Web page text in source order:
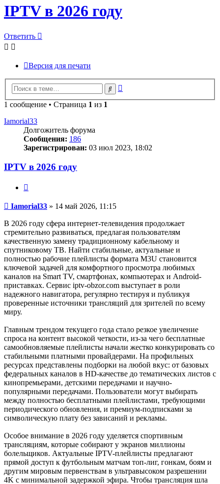
IPTV в 2026 году
Ответить
Версия для печати
Поиск
1 сообщение • Страница 1 из 1
Iamorial33
Долгожитель форума
Сообщения: 186
Зарегистрирован: 03 июл 2023, 18:02
IPTV в 2026 году
Сообщение
Iamorial33 » 14 май 2026, 11:15
В 2026 году сфера интернет-телевидения продолжает
стремительно развиваться, предлагая пользователям
качественную замену традиционному кабельному и
спутниковому ТВ. Найти стабильные, актуальные и
полностью рабочие плейлисты формата M3U становится
ключевой задачей для комфортного просмотра любимых
каналов на Smart TV, смартфонах, компьютерах и Android-
приставках. Сервис iptv-obzor.com выступает в роли
надежного навигатора, регулярно тестируя и публикуя
проверенные источники трансляций для зрителей по всему
миру.
Главным трендом текущего года стало резкое увеличение
спроса на контент высокой четкости, из-за чего бесплатные
самообновляемые плейлисты начали жестко конкурировать со
стабильными платными провайдерами. На профильных
ресурсах представлены подборки на любой вкус: от базовых
федеральных каналов в HD-качестве до тематических листов с
кинопремьерами, детскими передачами и научно-
популярными передачами. Пользователи могут выбирать
между полностью бесплатными плейлистами, требующими
периодического обновления, и премиум-подписками за
символическую плату без зависаний и рекламы.
Особое внимание в 2026 году уделяется спортивным
трансляциям, которые собирают у экранов миллионы
болельщиков. Актуальные IPTV-плейлисты предлагают
прямой доступ к футбольным матчам топ-лиг, гонкам, боям и
другим мировым первенствам в ультравысоком разрешении
4K с минимальной задержкой эфира. Чтобы трансляция шла